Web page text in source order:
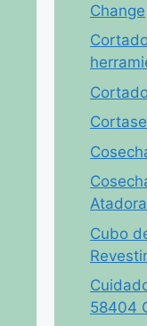
Change
Cubo
58404